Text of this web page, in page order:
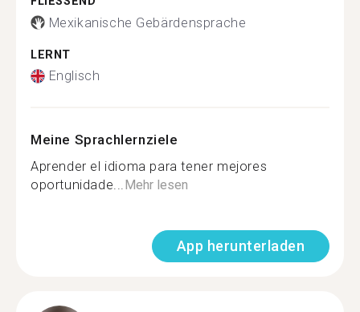
Mexikanische Gebärdensprache
LERNT
Englisch
Meine Sprachlernziele
Aprender el idioma para tener mejores
oportunidade...Mehr lesen
App herunterladen